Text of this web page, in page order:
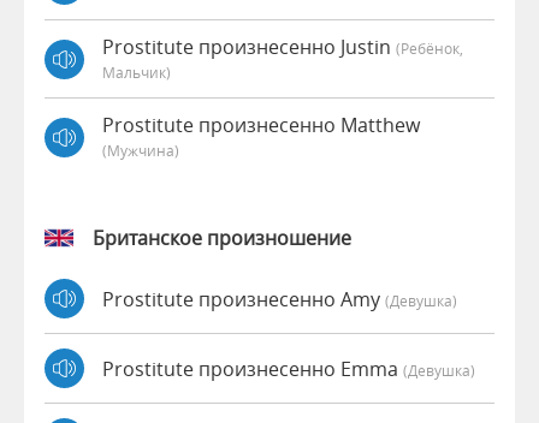
Prostitute произнесенно Justin (Ребёнок,
Мальчик)
Prostitute произнесенно Matthew
(мужчина)
Британское произношение
Prostitute произнесенно Amy (девушка)
Prostitute произнесенно Emma (девушка)